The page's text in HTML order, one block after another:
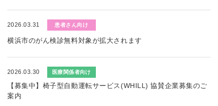
2026.03.31 患者さん向け
横浜市のがん検診無料対象が拡大されます
2026.03.30 医療関係者向け
【募集中】椅子型自動運転サービス(WHILL) 協賛企業募集のご
案内